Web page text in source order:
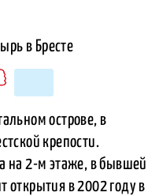
острове, в
крепости.
на 2-м этаже, в бывшей
открытия в 2002 году в